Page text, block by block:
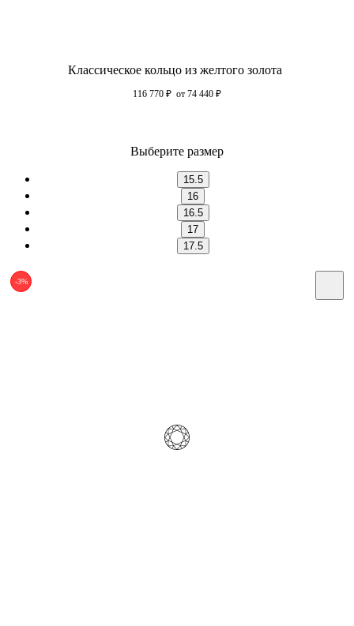
Классическое кольцо из желтого золота
116 770 ₽ от 74 440 ₽
Выберите размер
15.5
16
16.5
17
17.5
-3%